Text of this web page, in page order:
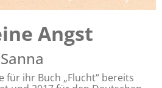
Angst
für ihr Buch „Flucht“ bereits